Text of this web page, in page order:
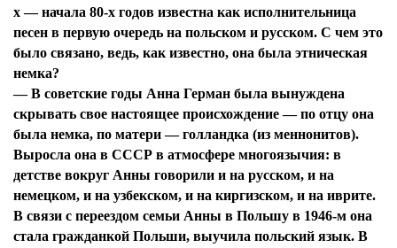
х — начала 80-х годов известна как исполнительница
песен в первую очередь на польском и русском. С чем это
было связано, ведь, как известно, она была этническая
немка?
— В советские годы Анна Герман была вынуждена
скрывать свое настоящее происхождение — по отцу она
была немка, по матери — голландка (из меннонитов).
Выросла она в СССР в атмосфере многоязычия: в
детстве вокруг Анны говорили и на русском, и на
немецком, и на узбекском, и на киргизском, и на иврите.
В связи с переездом семьи Анны в Польшу в 1946-м она
стала гражданкой Польши, выучила польский язык. В